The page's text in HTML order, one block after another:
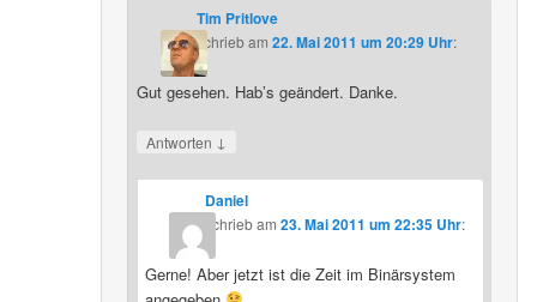
Tim Pritlove
schriebam 22. Mai 2011 um 20:29 Uhr:
Gut gesehen. Hab’s geändert. Danke.
Antworten ↓
Daniel
schriebam23. Mai 2011 um 22:35 Uhr:
Gerne! Aber jetzt ist die Zeit im Binärsystem